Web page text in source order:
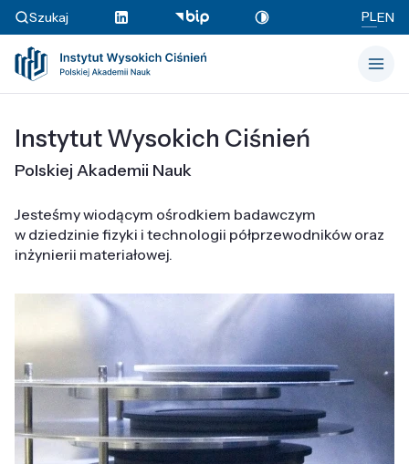
Szukaj PLEN
Instytut Wysokich Ciśnień
Polskiej Akademii Nauk
Jesteśmy wiodącym ośrodkiem badawczym
w dziedzinie fizyki i technologii półprzewodników oraz
inżynierii materiałowej.